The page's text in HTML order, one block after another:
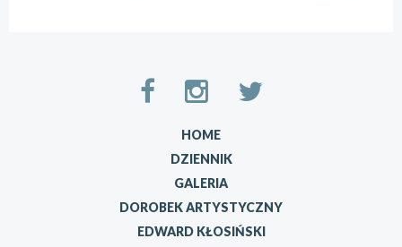
HOME
DZIENNIK
GALERIA
DOROBEK ARTYSTYCZNY
EDWARD KŁOSIŃSKI